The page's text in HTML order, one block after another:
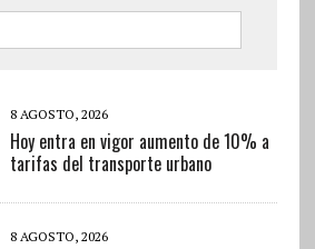
8 AGOSTO, 2026
Hoy entra en vigor aumento de 10% a
tarifas del transporte urbano
8 AGOSTO, 2026